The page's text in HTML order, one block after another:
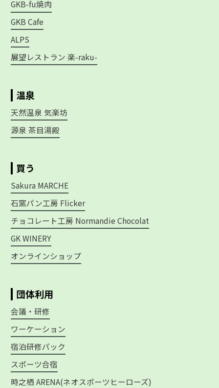
GKB-fu焼肉
GKB Cafe
ALPS
展望レストラン 楽-raku-
温泉
天然温泉 気楽坊
源泉 茶目湯殿
買う
Sakura MARCHE
石窯パン工房 Flicker
チョコレート工房 Normandie Chocolat
GK WINERY
オンラインショップ
団体利用
会議・研修
ワーケーション
宿泊研修パック
スポーツ合宿
時之栖 ARENA(ネオスポーツヒーローズ)